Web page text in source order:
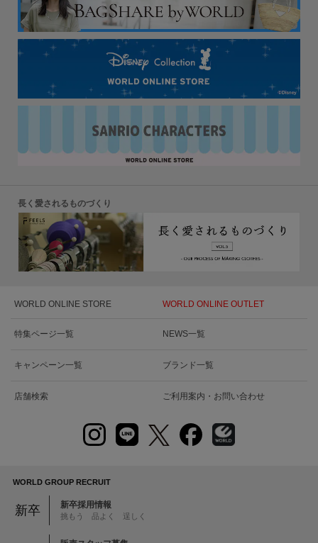
長く愛されるものづくり
WORLD ONLINE STORE WORLD ONLINE OUTLET
特集ページ一覧 NEWS一覧
キャンペーン一覧 ブランド一覧
店舗検索 ご利用案内・お問い合わせ
WORLD GROUP RECRUIT
新卒 新卒採用情報
挑もう 品よく 逞しく